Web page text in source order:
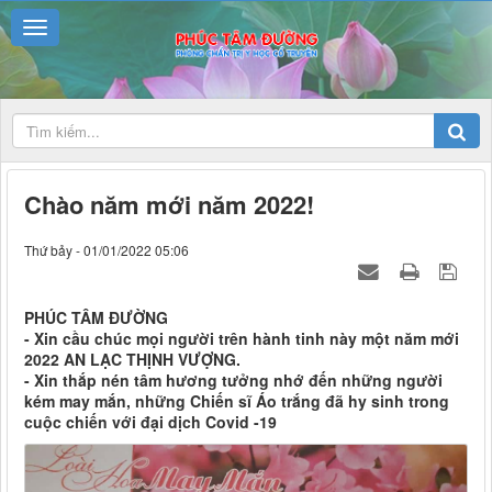
Chào năm mới năm 2022!
Thứ bảy - 01/01/2022 05:06
PHÚC TÂM ĐƯỜNG
- Xin cầu chúc mọi người trên hành tinh này một năm mới
2022 AN LẠC THỊNH VƯỢNG.
- Xin thắp nén tâm hương tưởng nhớ đến những người
kém may mắn, những Chiến sĩ Áo trắng đã hy sinh trong
cuộc chiến với đại dịch Covid -19